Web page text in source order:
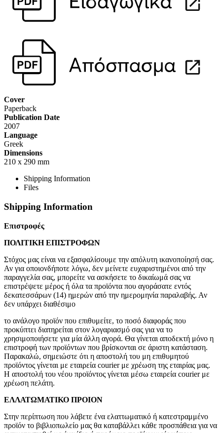
Cover
Paperback
Publication Date
2007
Language
Greek
Dimensions
210 x 290 mm
Shipping Information
Files
Shipping Information
Επιστροφές
ΠΟΛΙΤΙΚΗ ΕΠΙΣΤΡΟΦΩΝ
Στόχος μας είναι να εξασφαλίσουμε την απόλυτη ικανοποίησή σας.
Αν για οποιονδήποτε λόγω, δεν μείνετε ευχαριστημένοι από την
παραγγελία σας, μπορείτε να ασκήσετε το δικαίωμά σας να
επιστρέψετε μέρος ή όλα τα προϊόντα που αγοράσατε εντός
δεκατεσσάρων (14) ημερών από την ημερομηνία παραλαβής. Αν
δεν υπάρχει διαθέσιμο
το ανάλογο προϊόν που επιθυμείτε, το ποσό διαφοράς που
προκύπτει διατηρείται στον λογαριασμό σας για να το
χρησιμοποιήσετε για μία άλλη αγορά. Θα γίνεται αποδεκτή μόνο η
επιστροφή των προϊόντων που βρίσκονται σε άριστη κατάσταση.
Παρακαλώ, σημειώστε ότι η αποστολή του μη επιθυμητού
προϊόντος γίνεται με εταιρεία courier με χρέωση της εταιρίας μας.
Η αποστολή του νέου προϊόντος γίνεται μέσω εταιρεία courier με
χρέωση πελάτη.
ΕΛΛΑΤΩΜΑΤΙΚΟ ΠΡΟΙΟΝ
Στην περίπτωση που λάβετε ένα ελαττωματικό ή κατεστραμμένο
προϊόν το βιβλιοπωλείο μας θα καταβάλλει κάθε προσπάθεια για να